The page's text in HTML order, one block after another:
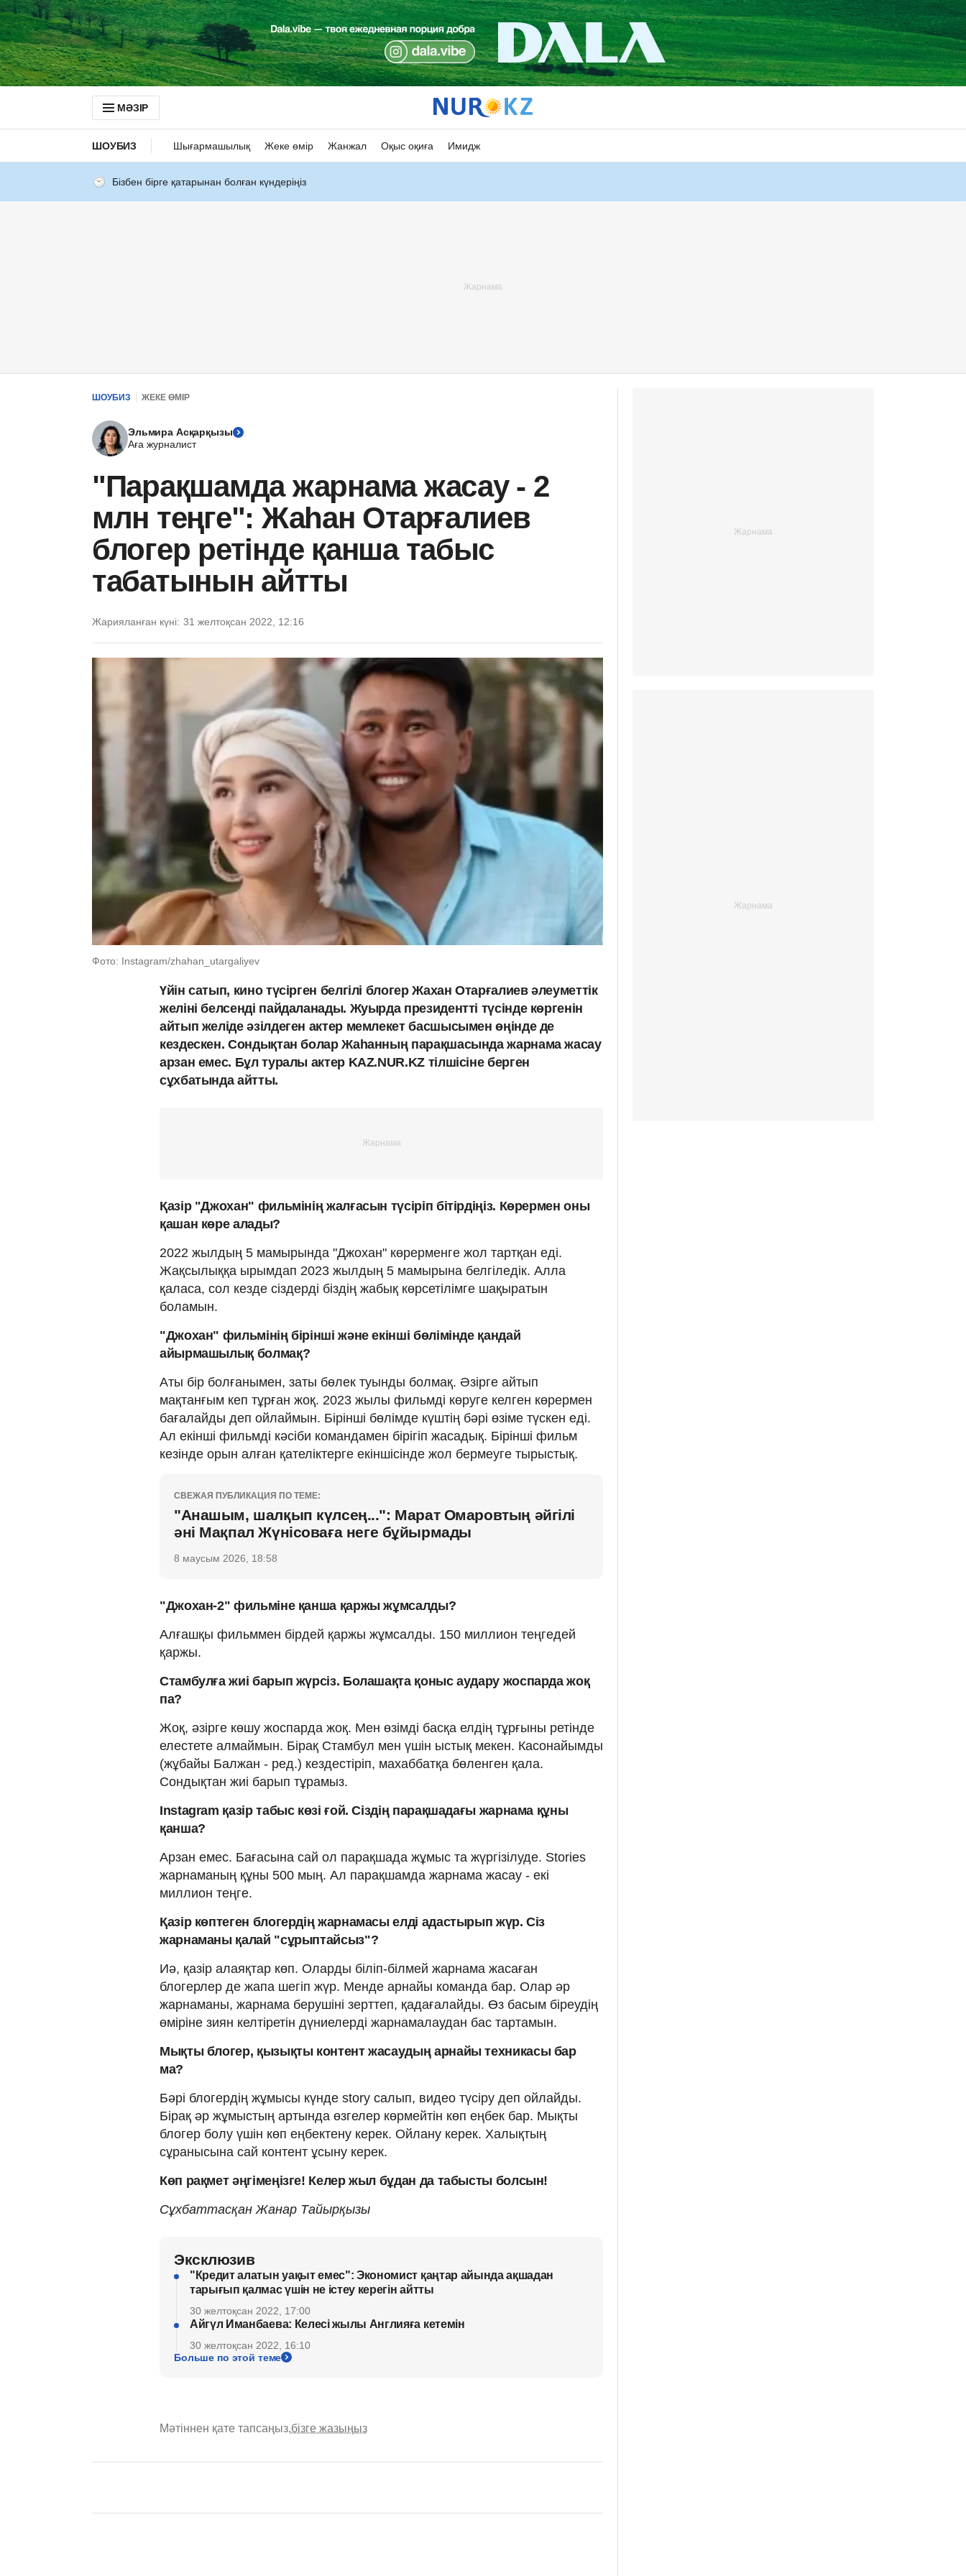
МӘЗІР
ШОУБИЗ Шығармашылық Жеке өмір Жанжал Оқыс оқиға Имидж
Бізбен бірге қатарынан болған күндеріңіз
ШОУБИЗ ЖЕКЕ ӨМІР
Эльмира Асқарқызы
Аға журналист
"Парақшамда жарнама жасау - 2
млн теңге": Жаһан Отарғалиев
блогер ретінде қанша табыс
табатынын айтты
Жарияланған күні: 31 желтоқсан 2022, 12:16
Фото: Instagram/zhahan_utargaliyev
Үйін сатып, кино түсірген белгілі блогер Жахан Отарғалиев әлеуметтік
желіні белсенді пайдаланады. Жуырда президентті түсінде көргенін
айтып желіде әзілдеген актер мемлекет басшысымен өңінде де
кездескен. Сондықтан болар Жаһанның парақшасында жарнама жасау
арзан емес. Бұл туралы актер KAZ.NUR.KZ тілшісіне берген
сұхбатында айтты.
Қазір "Джохан" фильмінің жалғасын түсіріп бітірдіңіз. Көрермен оны
қашан көре алады?
2022 жылдың 5 мамырында "Джохан" көрерменге жол тартқан еді.
Жақсылыққа ырымдап 2023 жылдың 5 мамырына белгіледік. Алла
қаласа, сол кезде сіздерді біздің жабық көрсетілімге шақыратын
боламын.
"Джохан" фильмінің бірінші және екінші бөлімінде қандай
айырмашылық болмақ?
Аты бір болғанымен, заты бөлек туынды болмақ. Әзірге айтып
мақтанғым кеп тұрған жоқ. 2023 жылы фильмді көруге келген көрермен
бағалайды деп ойлаймын. Бірінші бөлімде күштің бәрі өзіме түскен еді.
Ал екінші фильмді кәсіби командамен бірігіп жасадық. Бірінші фильм
кезінде орын алған қателіктерге екіншісінде жол бермеуге тырыстық.
СВЕЖАЯ ПУБЛИКАЦИЯ ПО ТЕМЕ:
"Анашым, шалқып күлсең...": Марат Омаровтың әйгілі
әні Мақпал Жүнісоваға неге бұйырмады
8 маусым 2026, 18:58
"Джохан-2" фильміне қанша қаржы жұмсалды?
Алғашқы фильммен бірдей қаржы жұмсалды. 150 миллион теңгедей
қаржы.
Стамбулға жиі барып жүрсіз. Болашақта қоныс аудару жоспарда жоқ
па?
Жоқ, әзірге көшу жоспарда жоқ. Мен өзімді басқа елдің тұрғыны ретінде
елестете алмаймын. Бірақ Стамбул мен үшін ыстық мекен. Касонайымды
(жұбайы Балжан - ред.) кездестіріп, махаббатқа бөленген қала.
Сондықтан жиі барып тұрамыз.
Instagram қазір табыс көзі ғой. Сіздің парақшадағы жарнама құны
қанша?
Арзан емес. Бағасына сай ол парақшада жұмыс та жүргізілуде. Stories
жарнаманың құны 500 мың. Ал парақшамда жарнама жасау - екі
миллион теңге.
Қазір көптеген блогердің жарнамасы елді адастырып жүр. Сіз
жарнаманы қалай "сұрыптайсыз"?
Иә, қазір алаяқтар көп. Оларды біліп-білмей жарнама жасаған
блогерлер де жапа шегіп жүр. Менде арнайы команда бар. Олар әр
жарнаманы, жарнама берушіні зерттеп, қадағалайды. Өз басым біреудің
өміріне зиян келтіретін дүниелерді жарнамалаудан бас тартамын.
Мықты блогер, қызықты контент жасаудың арнайы техникасы бар
ма?
Бәрі блогердің жұмысы күнде story салып, видео түсіру деп ойлайды.
Бірақ әр жұмыстың артында өзгелер көрмейтін көп еңбек бар. Мықты
блогер болу үшін көп еңбектену керек. Ойлану керек. Халықтың
сұранысына сай контент ұсыну керек.
Көп рақмет әңгімеңізге! Келер жыл бұдан да табысты болсын!
Сұхбаттасқан Жанар Тайырқызы
Эксклюзив
"Кредит алатын уақыт емес": Экономист қаңтар айында ақшадан
тарығып қалмас үшін не істеу керегін айтты
30 желтоқсан 2022, 17:00
Айгүл Иманбаева: Келесі жылы Англияға кетемін
30 желтоқсан 2022, 16:10
Больше по этой теме
Мәтіннен қате тапсаңыз,бізге жазыңыз